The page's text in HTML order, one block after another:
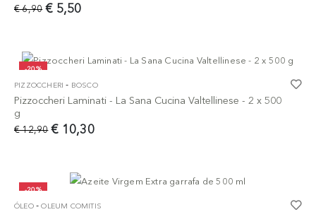
€ 5,50
€ 6,90
-20%
PIZZOCCHERI - BOSCO
Pizzoccheri Laminati - La Sana Cucina Valtellinese - 2 x 500
g
€ 10,30
€ 12,90
-20%
ÓLEO-OLEUM COMITIS